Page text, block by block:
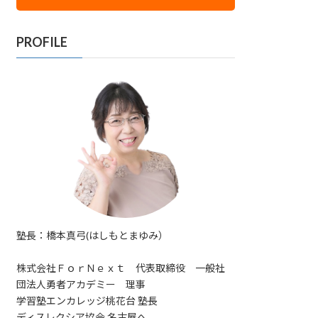
PROFILE
塾長：橋本真弓(はしもとまゆみ）
株式会社ＦｏｒＮｅｘｔ 代表取締役 一般社
団法人勇者アカデミー 理事
学習塾エンカレッジ桃花台 塾長